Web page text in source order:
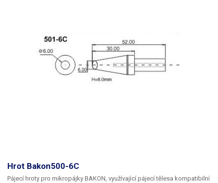
Hrot Bakon500-6C
Pájecí hroty pro mikropájky BAKON, využívající pájecí tělesa kompatibilní